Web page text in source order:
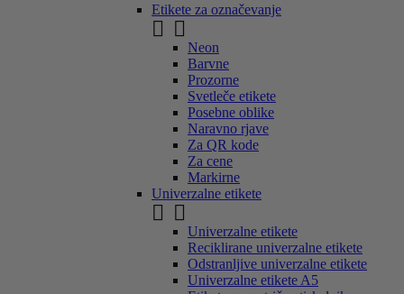
Etikete za označevanje
 
Neon
Barvne
Prozorne
Svetleče etikete
Posebne oblike
Naravno rjave
Za QR kode
Za cene
Markirne
Univerzalne etikete
 
Univerzalne etikete
Reciklirane univerzalne etikete
Odstranljive univerzalne etikete
Univerzalne etikete A5